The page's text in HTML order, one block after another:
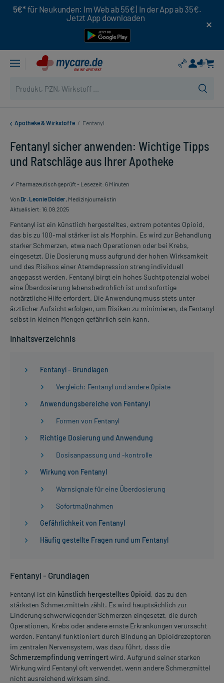
5€* für Neukunden: Im Web ab 55€ | In der App ab 35€.
Jetzt App downloaden
Apotheke & Wirkstoffe / Fentanyl
Fentanyl sicher anwenden: Wichtige Tipps
und Ratschläge aus Ihrer Apotheke
✓ Pharmazeutisch geprüft - Lesezeit: 6 Minuten
Von Dr. Leonie Dolder, Medizinjournalistin
Aktualisiert: 16.09.2025
Fentanyl ist ein künstlich hergestelltes, extrem potentes Opioid,
das bis zu 100-mal stärker ist als Morphin. Es wird zur Behandlung
starker Schmerzen, etwa nach Operationen oder bei Krebs,
eingesetzt. Die Dosierung muss aufgrund der hohen Wirksamkeit
und des Risikos einer Atemdepression streng individuell
angepasst werden. Fentanyl birgt ein hohes Suchtpotenzial wobei
eine Überdosierung lebensbedrohlich ist und sofortige
notärztliche Hilfe erfordert. Die Anwendung muss stets unter
ärztlicher Aufsicht erfolgen, um Risiken zu minimieren, da Fentanyl
selbst in kleinen Mengen gefährlich sein kann.
Inhaltsverzeichnis
Fentanyl - Grundlagen
Vergleich: Fentanyl und andere Opiate
Anwendungsbereiche von Fentanyl
Formen von Fentanyl
Richtige Dosierung und Anwendung
Dosisanpassung und -kontrolle
Wirkung von Fentanyl
Warnsignale für eine Überdosierung
Sofortmaßnahmen
Gefährlichkeit von Fentanyl
Häufig gestellte Fragen rund um Fentanyl
Fentanyl - Grundlagen
Fentanyl ist ein künstlich hergestelltes Opioid, das zu den
stärksten Schmerzmitteln zählt. Es wird hauptsächlich zur
Linderung schwerwiegender Schmerzen eingesetzt, die durch
Operationen, Krebs oder andere ernste Erkrankungen verursacht
werden. Fentanyl funktioniert durch Bindung an Opioidrezeptoren
im zentralen Nervensystem, was dazu führt, dass die
Schmerzempfindung verringertwird. Aufgrund seiner starken
Wirkung wird Fentanyl oft verwendet, wenn andere Schmerzmittel
nicht ausreichend wirksam sind.